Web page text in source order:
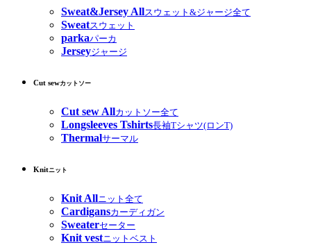
Sweat&Jersey Allスウェット&ジャージ全て
Sweatスウェット
parkaパーカ
Jerseyジャージ
Cut sewカットソー
Cut sew Allカットソー全て
Longsleeves Tshirts長袖Tシャツ(ロンT)
Thermalサーマル
Knitニット
Knit Allニット全て
Cardigansカーディガン
Sweaterセーター
Knit vestニットベスト